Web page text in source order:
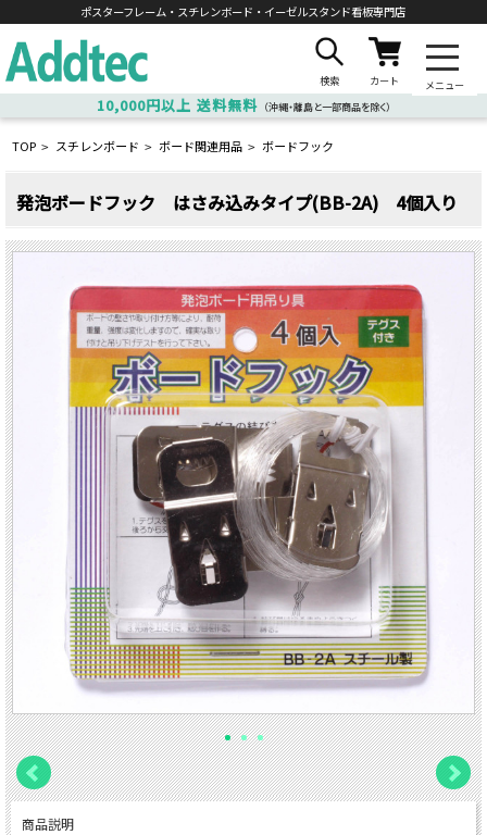
ポスターフレーム・スチレンボード・ イーゼルスタンド看板専門店
検索 カート メニュー
10,000円以上 送料無料 （沖縄・離島と一部商品を除く）
TOP > スチレンボード > ボード関連用品 > ボードフック
発泡ボードフック はさみ込みタイプ(BB-2A) 4個入り
商品説明